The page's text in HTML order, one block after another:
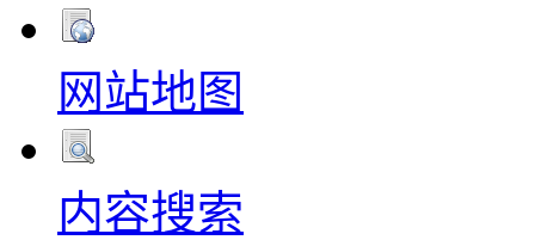
网站地图
内容搜索